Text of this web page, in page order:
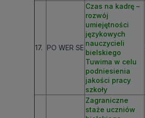
17. PO WER SE
Czas na kadrę –
rozwój
umiejętności
językowych
nauczycieli
bielskiego
Tuwima w celu
podniesienia
jakości pracy
szkoły
Zagraniczne
staże uczniów